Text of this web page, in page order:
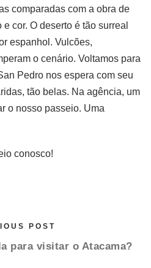
comparadas com a obra de
cor. O deserto é tão surreal
espanhol. Vulcões,
o cenário. Voltamos para
Pedro nos espera com seu
tão belas. Na agência, um
o nosso passeio. Uma
conosco!
POST
para visitar o Atacama?